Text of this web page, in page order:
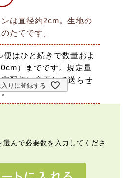
は直径約2cm。生地の
たてです。
便はひと続きで数量およ
）までです。規定量
配便に変更して送らせ
。
入りに登録する